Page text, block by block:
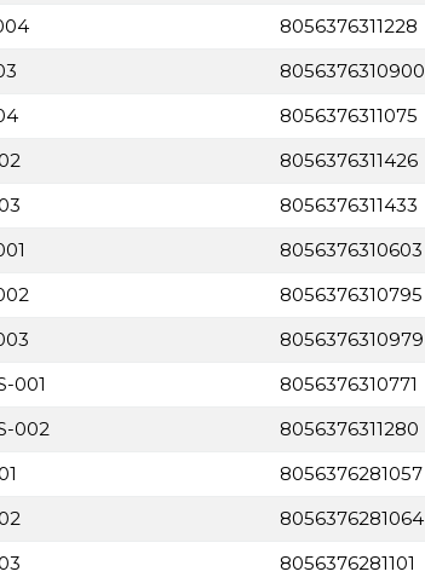
8056376311228
8056376310900
8056376311075
8056376311426
8056376311433
8056376310603
8056376310795
8056376310979
001
8056376310771
002
8056376311280
8056376281057
8056376281064
8056376281101